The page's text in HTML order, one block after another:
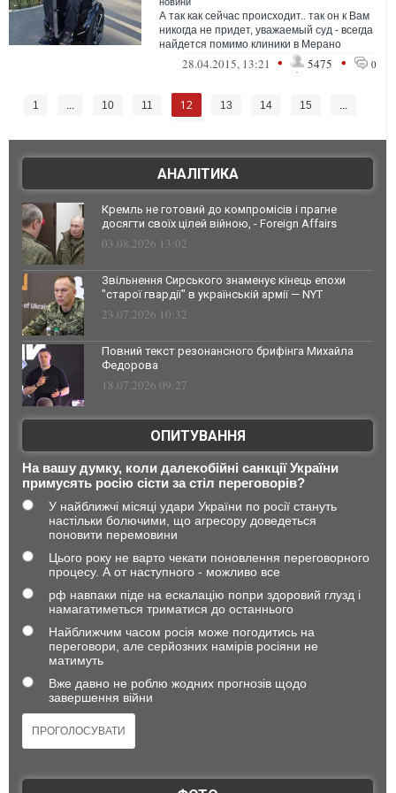
А так как сейчас происходит.. так он к Вам
никогда не придет, уважаемый суд - всегда
найдется помимо клиники в Мерано
множество замечательных клиник в...
28.04.2015, 13:21 • 5475 • 0
1 ... 10 11 12 13 14 15
...
АНАЛІТИКА
Кремль не готовий до компромісів і прагне
досягти своїх цілей війною, - Foreign Affairs
03.08.2026 13:02
Звільнення Сирського знаменує кінець епохи
"старої гвардії" в українській армії — NYT
23.07.2026 10:32
Повний текст резонансного брифінга Михайла
Федорова
18.07.2026 09:27
ОПИТУВАННЯ
На вашу думку, коли далекобійні санкції України
примусять росію сісти за стіл переговорів?
У найближчі місяці удари України по росії стануть
настільки болючими, що агресору доведеться
поновити перемовини
Цього року не варто чекати поновлення переговорного
процесу. А от наступного - можливо все
рф навпаки піде на ескалацію попри здоровий глузд і
намагатиметься триматися до останнього
Найближчим часом росія може погодитись на
переговори, але серйозних намірів росіяни не
матимуть
Вже давно не роблю жодних прогнозів щодо
завершення війни